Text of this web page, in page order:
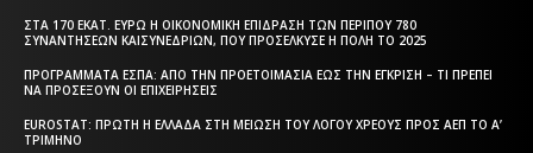
ΣΤΑ 170 ΕΚΑΤ. ΕΥΡΏ Η ΟΙΚΟΝΟΜΙΚΉ ΕΠΊΔΡΑΣΗ ΤΩΝ ΠΕΡΊΠΟΥ 780
ΣΥΝΑΝΤΉΣΕΩΝ ΚΑΙΣΥΝΕΔΡΊΩΝ, ΠΟΥ ΠΡΟΣΈΛΚΥΣΕ Η ΠΌΛΗ ΤΟ 2025
ΠΡΟΓΡΆΜΜΑΤΑ EΣΠΑ: ΑΠΌ ΤΗΝ ΠΡΟΕΤΟΙΜΑΣΊΑ ΈΩΣ ΤΗΝ ΈΓΚΡΙΣΗ – ΤΙ ΠΡΈΠΕΙ
ΝΑ ΠΡΟΣΈΞΟΥΝ ΟΙ ΕΠΙΧΕΙΡΉΣΕΙΣ
EUROSTAT: ΠΡΏΤΗ Η ΕΛΛΆΔΑ ΣΤΗ ΜΕΊΩΣΗ ΤΟΥ ΛΌΓΟΥ ΧΡΈΟΥΣ ΠΡΟΣ ΑΕΠ ΤΟ Α’
ΤΡΊΜΗΝΟ